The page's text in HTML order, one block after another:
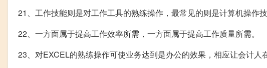
21、工作技能则是对工作工具的熟练操作，最常见的则是计算机操作
22、一方面属于提高工作效率所需，一方面属于提高工作质量所需。
23、对EXCEL的熟练操作可使业务达到是办公的效果，相应让会计人